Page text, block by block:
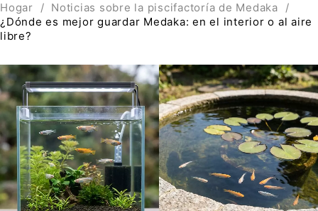
Hogar / Noticias sobre la piscifactoría de Medaka
/
¿Dónde es mejor guardar Medaka: en el interior o al aire
libre?